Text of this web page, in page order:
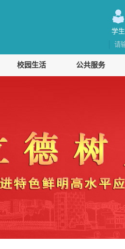
学生
校园生活 公共服务